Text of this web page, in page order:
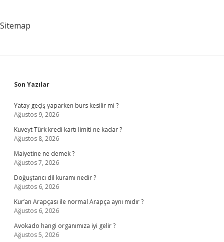
Sitemap
Sidebar
Son Yazılar
Yatay geçiş yaparken burs kesilir mi ?
Ağustos 9, 2026
Kuveyt Türk kredi kartı limiti ne kadar ?
Ağustos 8, 2026
Maiyetine ne demek ?
Ağustos 7, 2026
Doğuştancı dil kuramı nedir ?
Ağustos 6, 2026
Kur’an Arapçası ile normal Arapça aynı mıdır ?
Ağustos 6, 2026
Avokado hangi organımıza iyi gelir ?
Ağustos 5, 2026